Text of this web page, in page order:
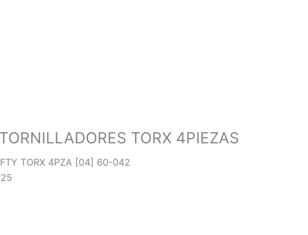
TORX 4PIEZAS
TORX 4PZA [04] 60-042